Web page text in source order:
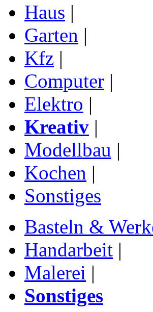
Haus |
Garten |
Kfz |
Computer |
Elektro |
Kreativ |
Modellbau |
Kochen |
Sonstiges
Basteln &
Handarbeit |
Malerei |
Sonstiges